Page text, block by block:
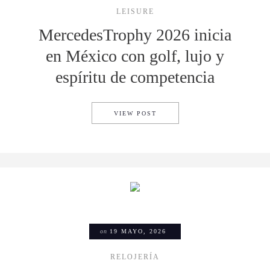
LEISURE
MercedesTrophy 2026 inicia
en México con golf, lujo y
espíritu de competencia
VIEW POST
on 19 MAYO, 2026
RELOJERÍA